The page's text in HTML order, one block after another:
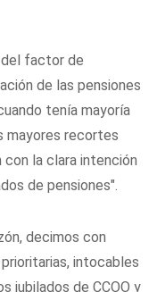
factor de
de las pensiones
tenía mayoría
mayores recortes
con la clara intención
de pensiones".
decimos con
intocables
jubilados de CCOO y